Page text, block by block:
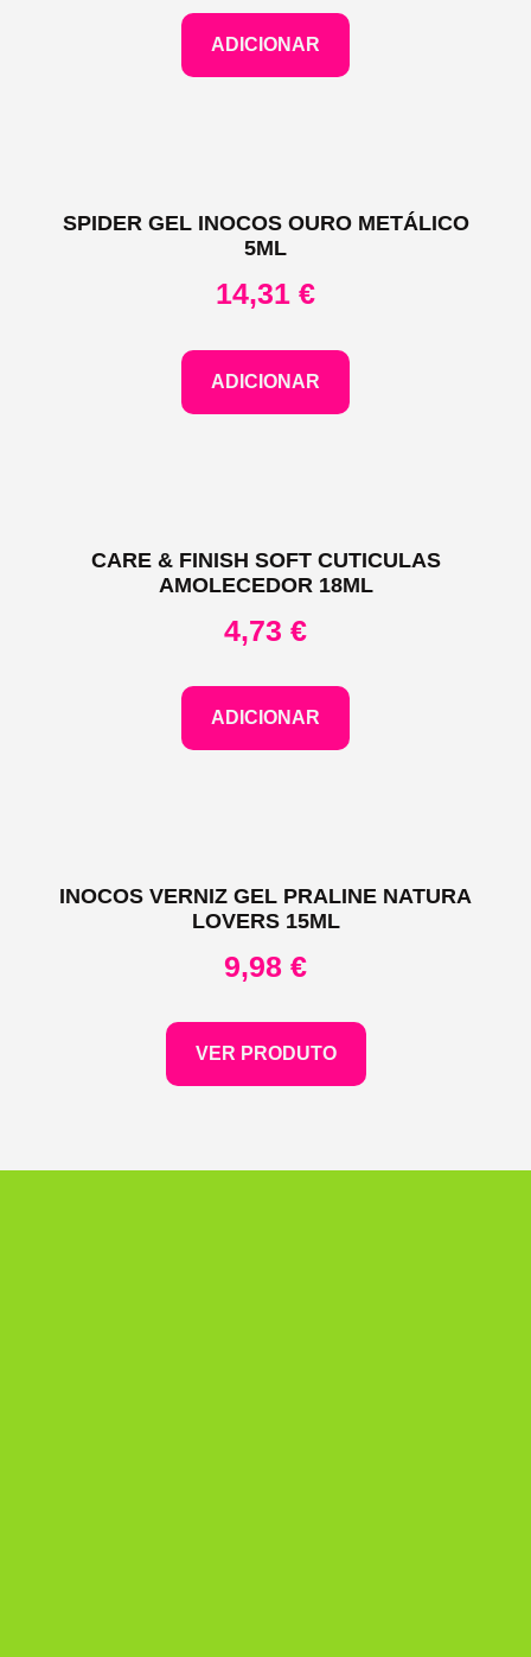
ADICIONAR
SPIDER GEL INOCOS OURO METÁLICO
5ML
14,31 €
ADICIONAR
CARE & FINISH SOFT CUTICULAS
AMOLECEDOR 18ML
4,73 €
ADICIONAR
INOCOS VERNIZ GEL PRALINE NATURA
LOVERS 15ML
9,98 €
VER PRODUTO